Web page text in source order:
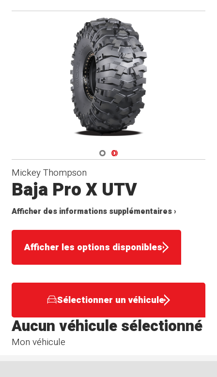
Navigate 1
Navigate 2
Mickey Thompson
Baja Pro X UTV
Afficher des informations supplémentaires ›
Afficher les options disponibles
Sélectionner un véhicule
Mon véhicule
Aucun véhicule sélectionné